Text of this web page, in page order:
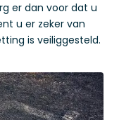
er dan voor dat u
u er zeker van
is veiliggesteld.